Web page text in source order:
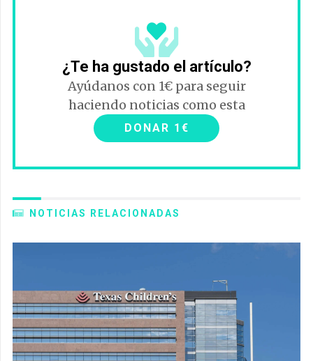
¿Te ha gustado el artículo?
Ayúdanos con 1€ para seguir
haciendo noticias como esta
DONAR 1€
NOTICIAS RELACIONADAS